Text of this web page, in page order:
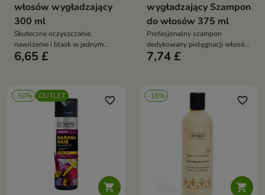
włosów wygładzający
300 ml
Skuteczne oczyszczanie,
nawilżenie i blask w jednym
kroku
6,65 £
wygładzający Szampon
do włosów 375 ml
Profesjonalny szampon
dedykowany pielęgnacji włosów
puszących się i szorstkich
7,74 £
-50% OUTLET

favorite_border -18%

favorite_border